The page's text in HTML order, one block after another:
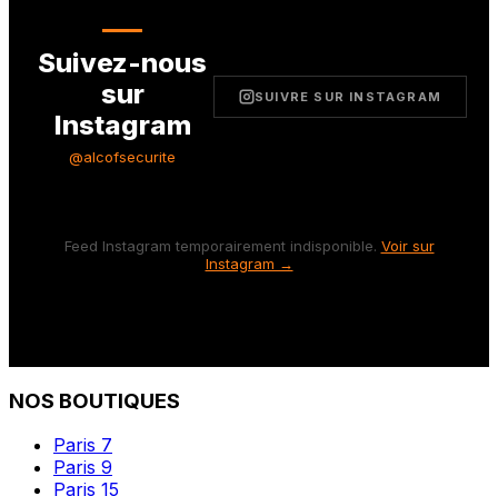
Suivez-nous
sur
Instagram
@alcofsecurite
SUIVRE SUR INSTAGRAM
Feed Instagram temporairement indisponible. Voir sur
Instagram →
NOS BOUTIQUES
Paris 7
Paris 9
Paris 15